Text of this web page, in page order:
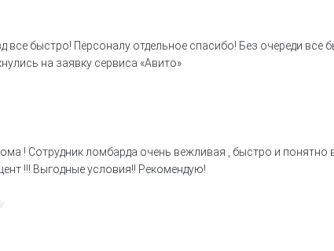
все быстро! Персоналу отдельное спасибо! Без очереди все
на заявку сервиса «Авито»
! Сотрудник ломбарда очень вежливая , быстро и понятно
!!! Выгодные условия!! Рекомендую!